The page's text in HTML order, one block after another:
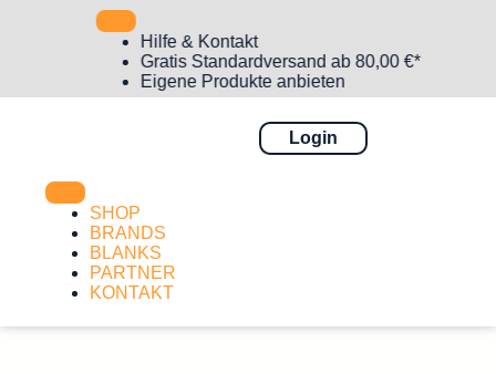
Hilfe & Kontakt
Gratis Standardversand ab 80,00 €*
Eigene Produkte anbieten
SHOP
BRANDS
BLANKS
PARTNER
KONTAKT
Login